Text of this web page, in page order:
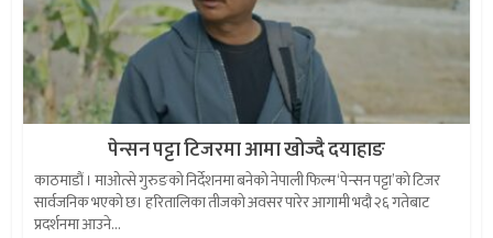
पेन्सन पट्टा टिजरमा आमा खोज्दै दयाहाङ
काठमाडौं । माओत्से गुरुङको निर्देशनमा बनेको नेपाली फिल्म ‘पेन्सन पट्टा’को टिजर
सार्वजनिक भएको छ। हरितालिका तीजको अवसर पारेर आगामी भदौ २६ गतेबाट
प्रदर्शनमा आउने...